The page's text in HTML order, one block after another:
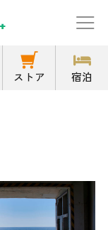
ストア 宿泊